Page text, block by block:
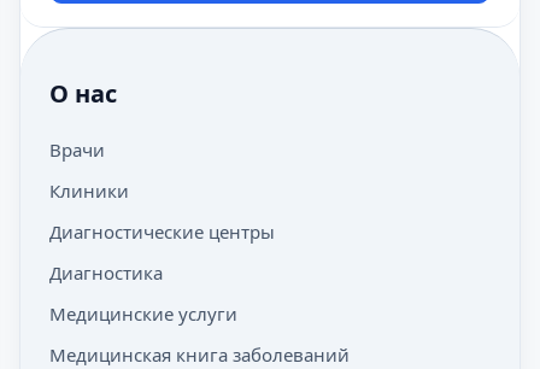
О нас
Врачи
Клиники
Диагностические центры
Диагностика
Медицинские услуги
Медицинская книга заболеваний